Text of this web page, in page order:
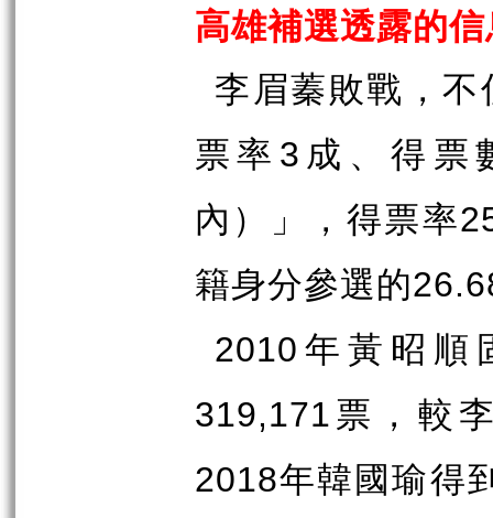
高雄補選透露的
李眉蓁敗戰，
票率 3 成、得票
內）」，得票率
籍身分參選的
2010 年黃昭順
319,171票，較
2018年韓國瑜得